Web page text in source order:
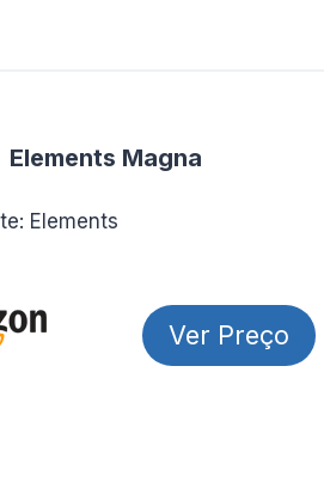
Elements Magna
Elements
Ver Preço